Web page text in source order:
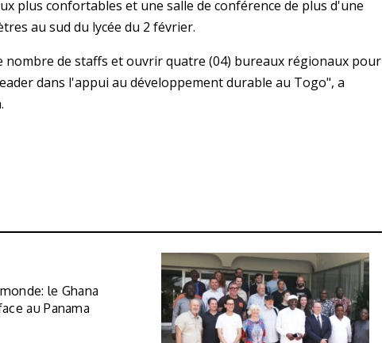
plus confortables et une salle de conférence de plus d'une
au sud du lycée du 2 février.
nombre de staffs et ouvrir quatre (04) bureaux régionaux pour
dans l'appui au développement durable au Togo", a
le Ghana
au Panama